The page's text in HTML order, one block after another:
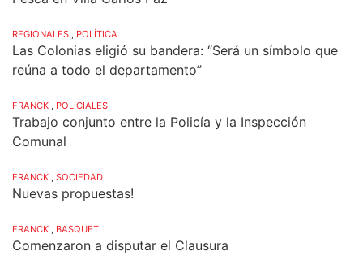
REGIONALES , POLÍTICA
Las Colonias eligió su bandera: “Será un símbolo que
reúna a todo el departamento”
FRANCK , POLICIALES
Trabajo conjunto entre la Policía y la Inspección
Comunal
FRANCK , SOCIEDAD
Nuevas propuestas!
FRANCK , BASQUET
Comenzaron a disputar el Clausura